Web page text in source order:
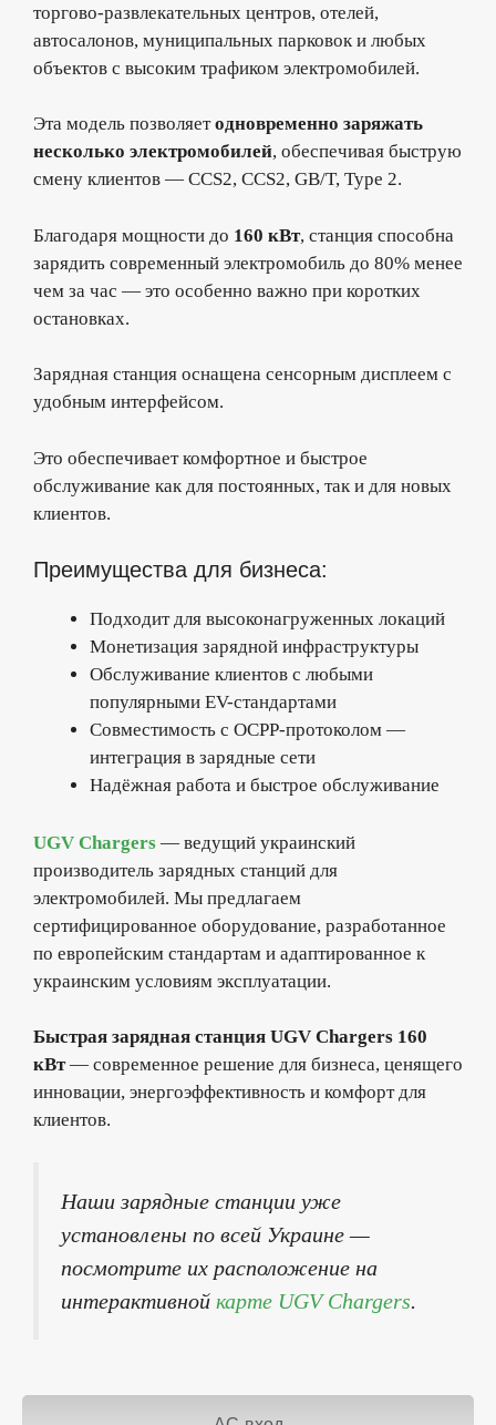
торгово-развлекательных центров, отелей,
автосалонов, муниципальных парковок и любых
объектов с высоким трафиком электромобилей.
Эта модель позволяетодновременно заряжать
несколько электромобилей, обеспечивая быструю
смену клиентов — CCS2, CCS2, GB/T, Type 2.
Благодаря мощности до 160 кВт, станция способна
зарядить современный электромобиль до 80% менее
чем за час — это особенно важно при коротких
остановках.
Зарядная станция оснащена сенсорным дисплеем с
удобным интерфейсом.
Это обеспечивает комфортное и быстрое
обслуживание как для постоянных, так и для новых
клиентов.
Преимущества для бизнеса:
Подходит для высоконагруженных локаций
Монетизация зарядной инфраструктуры
Обслуживание клиентов с любыми
популярными EV-стандартами
Совместимость с OCPP-протоколом —
интеграция в зарядные сети
Надёжная работа и быстрое обслуживание
UGV Chargers — ведущий украинский
производитель зарядных станций для
электромобилей. Мы предлагаем
сертифицированное оборудование, разработанное
по европейским стандартам и адаптированное к
украинским условиям эксплуатации.
Быстрая зарядная станция UGV Chargers 160
кВт— современное решение для бизнеса, ценящего
инновации, энергоэффективность и комфорт для
клиентов.
Наши зарядные станции уже
установлены по всей Украине —
посмотрите их расположение на
интерактивной карте UGV Chargers.